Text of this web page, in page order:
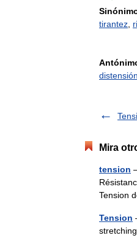
tirantez
distensión
Mira
tension
Tension
Tension